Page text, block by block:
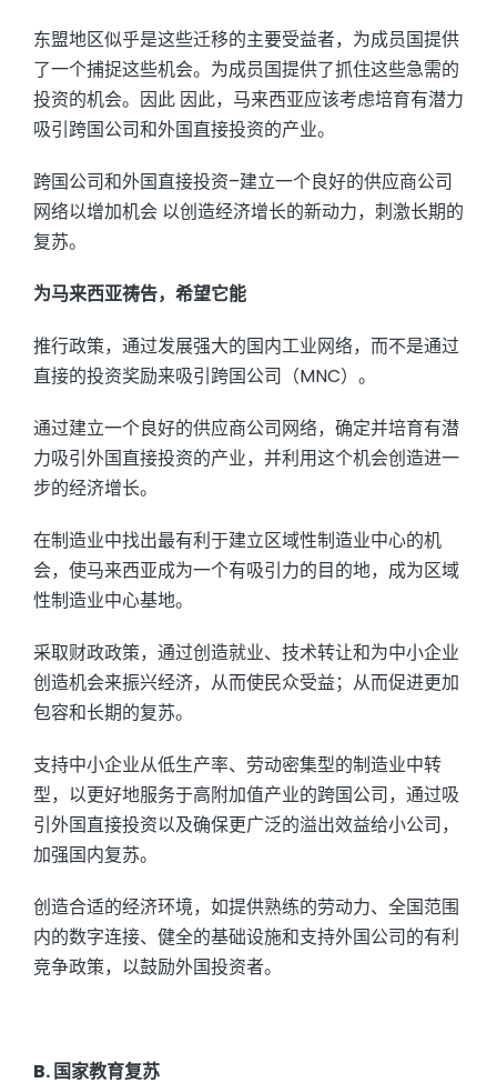
东盟地区似乎是这些迁移的主要受益者，为成员国提供
了一个捕捉这些机会。为成员国提供了抓住这些急需的
投资的机会。因此 因此，马来西亚应该考虑培育有潜力
吸引跨国公司和外国直接投资的产业。
跨国公司和外国直接投资–建立一个良好的供应商公司
网络以增加机会 以创造经济增长的新动力，刺激长期的
复苏。
为马来西亚祷告，希望它能
推行政策，通过发展强大的国内工业网络，而不是通过
直接的投资奖励来吸引跨国公司（MNC）。
通过建立一个良好的供应商公司网络，确定并培育有潜
力吸引外国直接投资的产业，并利用这个机会创造进一
步的经济增长。
在制造业中找出最有利于建立区域性制造业中心的机
会，使马来西亚成为一个有吸引力的目的地，成为区域
性制造业中心基地。
采取财政政策，通过创造就业、技术转让和为中小企业
创造机会来振兴经济，从而使民众受益；从而促进更加
包容和长期的复苏。
支持中小企业从低生产率、劳动密集型的制造业中转
型，以更好地服务于高附加值产业的跨国公司，通过吸
引外国直接投资以及确保更广泛的溢出效益给小公司，
加强国内复苏。
创造合适的经济环境，如提供熟练的劳动力、全国范围
内的数字连接、健全的基础设施和支持外国公司的有利
竞争政策，以鼓励外国投资者。
B. 国家教育复苏